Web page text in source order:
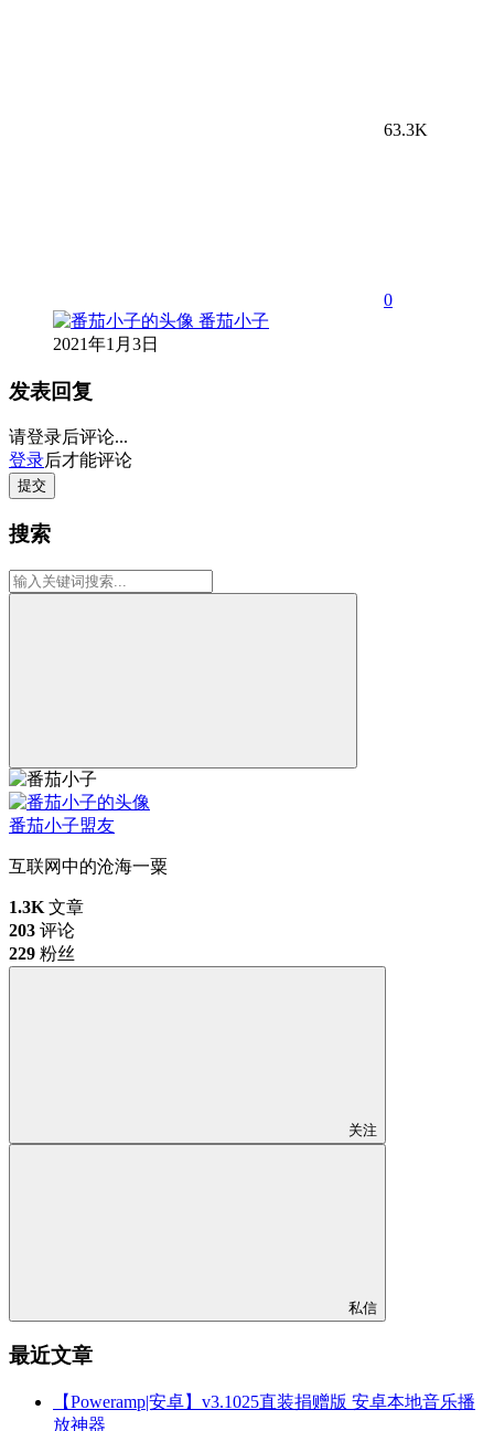
63.3K
0
番茄小子
2021年1月3日
发表回复
请登录后评论...
登录后才能评论
提交
搜索
番茄小子盟友
互联网中的沧海一粟
1.3K 文章
203 评论
229 粉丝
关注
私信
最近文章
【Poweramp|安卓】v3.1025直装捐赠版 安卓本地音乐播
放神器